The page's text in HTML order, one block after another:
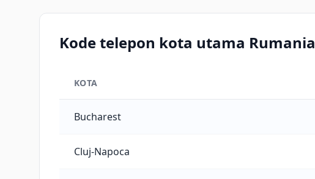
Kode telepon kota utama Rumania
KOTA
Bucharest
Cluj-Napoca